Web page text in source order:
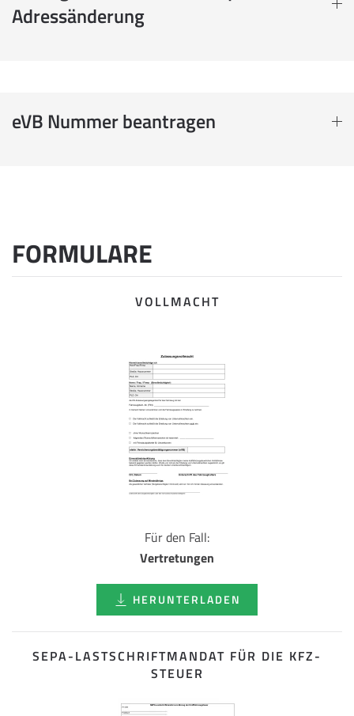
Adressänderung
eVB Nummer beantragen
FORMULARE
VOLLMACHT
Für den Fall:
Vertretungen
HERUNTERLADEN
SEPA-LASTSCHRIFT­MANDAT FÜR DIE KFZ-
STEUER